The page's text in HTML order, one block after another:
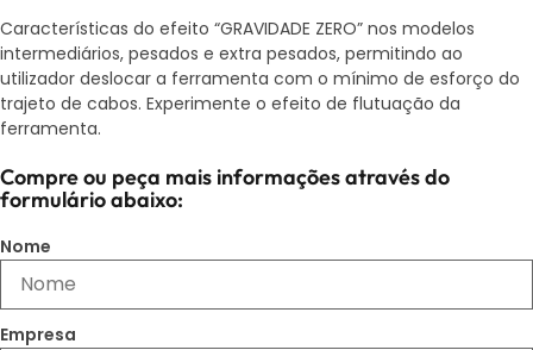
Características do efeito “GRAVIDADE ZERO” nos modelos
intermediários, pesados e extra pesados, permitindo ao
utilizador deslocar a ferramenta com o mínimo de esforço do
trajeto de cabos. Experimente o efeito de flutuação da
ferramenta.
Compre ou peça mais informações através do
formulário abaixo:
Nome
Empresa